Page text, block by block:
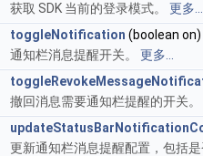
获取 SDK 当前的登录模式。 更多...
toggleNotification (boolean on)
通知栏消息提醒开关。 更多...
撤回消息需要通知栏提醒的开关。
更新通知栏消息提醒配置，包括